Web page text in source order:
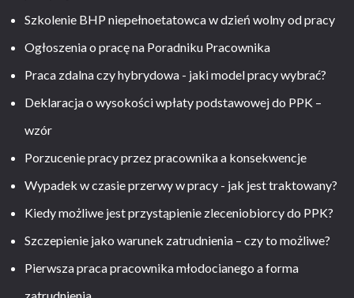
Szkolenie BHP niepełnoetatowca w dzień wolny od pracy
Ogłoszenia o pracę na Poradniku Pracownika
Praca zdalna czy hybrydowa - jaki model pracy wybrać?
Deklaracja o wysokości wpłaty podstawowej do PPK –
wzór
Porzucenie pracy przez pracownika a konsekwencje
Wypadek w czasie przerwy w pracy - jak jest traktowany?
Kiedy możliwe jest przystąpienie zleceniobiorcy do PPK?
Szczepienie jako warunek zatrudnienia – czy to możliwe?
Pierwsza praca pracownika młodocianego a forma